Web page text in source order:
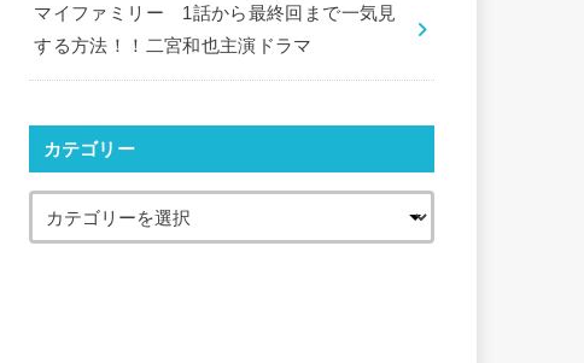
マイファミリー 1話から最終回まで一気見
する方法！！二宮和也主演ドラマ
カテゴリー